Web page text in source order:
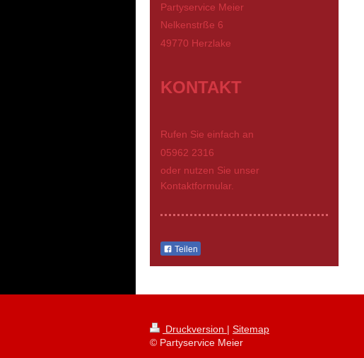
Partyservice Meier
Nelkenstrße 6
49770 Herzlake
KONTAKT
Rufen Sie einfach an
05962 2316
oder nutzen Sie unser
Kontaktformular.
Teilen
Druckversion | Sitemap
© Partyservice Meier